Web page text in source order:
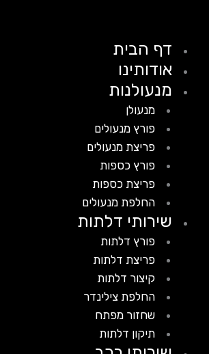
דף הבית
אודותינו
מנעולנות
מנעולן
פורץ מנעולים
פריצת מנעולים
פורץ כספות
פריצת כספות
החלפת מנעולים
שירותי דלתות
פורץ דלתות
פריצת דלתות
קיצור דלתות
החלפת צילינדר
שחזור מפתח
תיקון דלתות